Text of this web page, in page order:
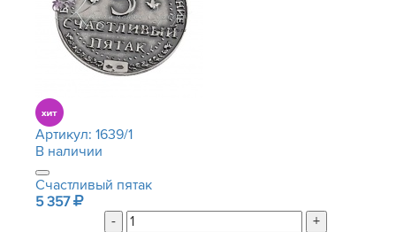
Артикул: 1639/1
В наличии
Счастливый пятак
5 357
-
+